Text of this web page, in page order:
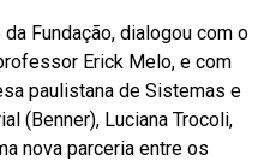
Fundação, dialogou com o
Erick Melo, e com
paulistana de Sistemas e
(Benner), Luciana Trocoli,
nova parceria entre os